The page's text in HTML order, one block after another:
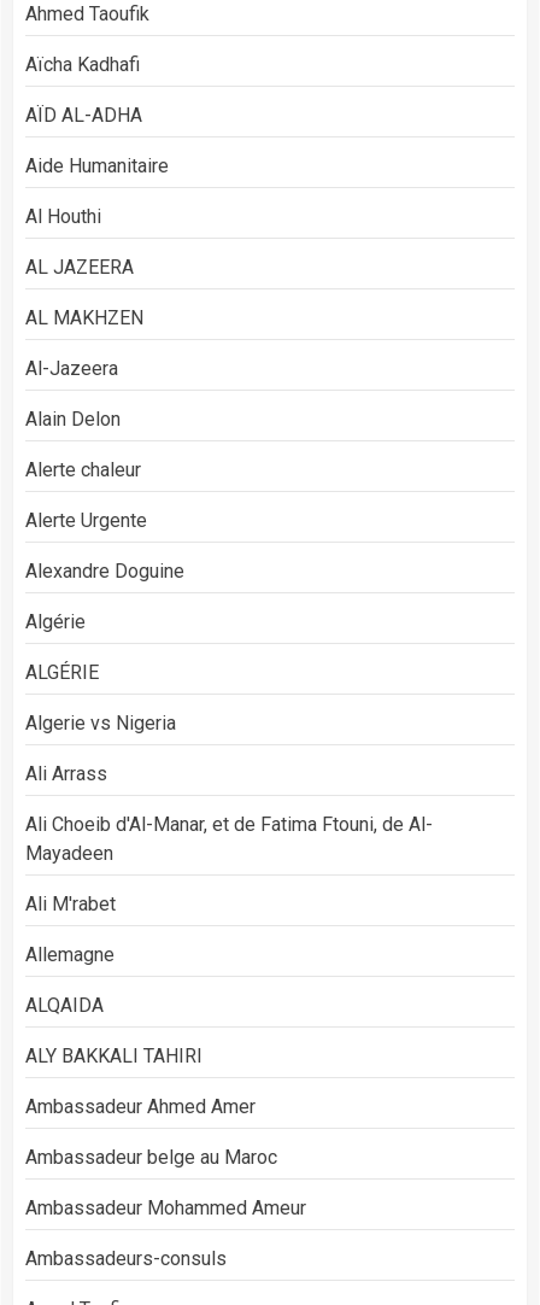
Ahmed Taoufik
Aïcha Kadhafi
AÏD AL-ADHA
Aide Humanitaire
Al Houthi
AL JAZEERA
AL MAKHZEN
Al-Jazeera
Alain Delon
Alerte chaleur
Alerte Urgente
Alexandre Doguine
Algérie
ALGÉRIE
Algerie vs Nigeria
Ali Arrass
Ali Choeib d'Al-Manar, et de Fatima Ftouni, de Al-
Mayadeen
Ali M'rabet
Allemagne
ALQAIDA
ALY BAKKALI TAHIRI
Ambassadeur Ahmed Amer
Ambassadeur belge au Maroc
Ambassadeur Mohammed Ameur
Ambassadeurs-consuls